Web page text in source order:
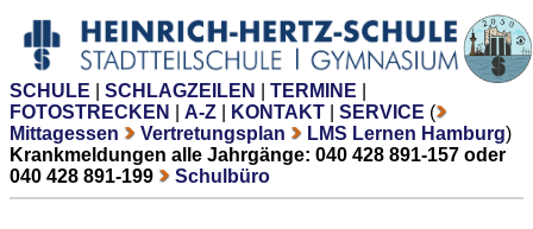
SCHULE SCHLAGZEILEN TERMINE
FOTOSTRECKEN
A-Z KONTAKT SERVICE (
Mittagessen
Vertretungsplan LMS Lernen Hamburg)
Krankmeldungen alle Jahrgänge: 040 428 891-157 oder
040 428 891-199
Schulbüro